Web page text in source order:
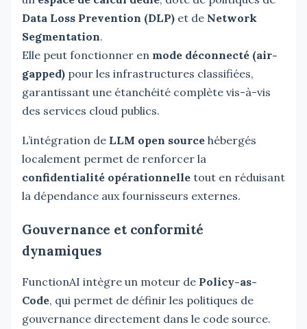
Data Loss Prevention (DLP) et de Network
Segmentation.
Elle peut fonctionner en mode déconnecté (air-
gapped) pour les infrastructures classifiées,
garantissant une étanchéité complète vis-à-vis
des services cloud publics.
L’intégration de LLM open source hébergés
localement permet de renforcer la
confidentialité opérationnelle tout en réduisant
la dépendance aux fournisseurs externes.
Gouvernance et conformité
dynamiques
FunctionAI intègre un moteur de Policy-as-
Code, qui permet de définir les politiques de
gouvernance directement dans le code source.